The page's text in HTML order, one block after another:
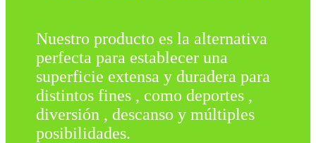
Nuestro producto es la alternativa
perfecta para establecer una
superficie extensa y duradera para
distintos fines , como deportes ,
diversión , descanso y múltiples
posibilidades.